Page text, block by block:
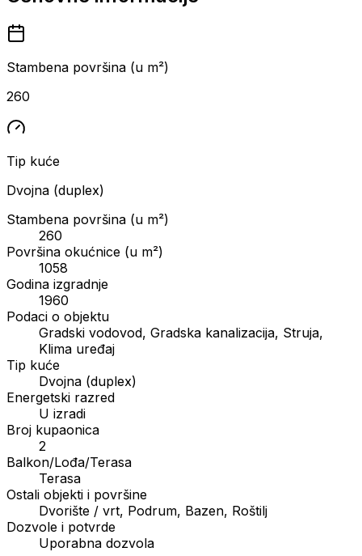
Stambena površina (u m²)
260
Tip kuće
Dvojna (duplex)
Stambena površina (u m²)
260
Površina okućnice (u m²)
1058
Godina izgradnje
1960
Podaci o objektu
Gradski vodovod, Gradska kanalizacija, Struja,
Klima uređaj
Tip kuće
Dvojna (duplex)
Energetski razred
U izradi
Broj kupaonica
2
Balkon/Lođa/Terasa
Terasa
Ostali objekti i površine
Dvorište / vrt, Podrum, Bazen, Roštilj
Dozvole i potvrde
Uporabna dozvola